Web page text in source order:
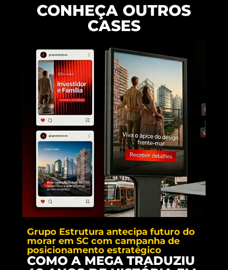
CONHEÇA OUTROS
CASES
Grupo Estrutura antecipa futuro do
morar em SC com campanha de
posicionamento estratégico
COMO A MEGA TRADUZIU